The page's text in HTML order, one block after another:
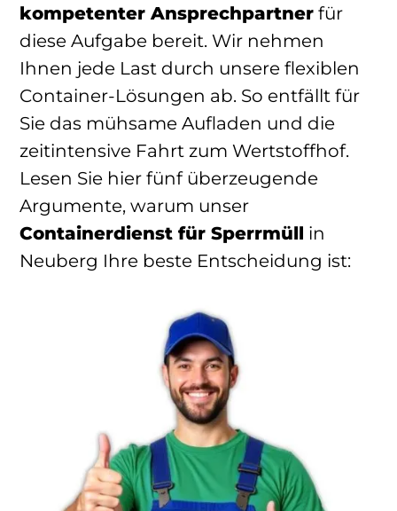
kompetenter Ansprechpartner für
diese Aufgabe bereit. Wir nehmen
Ihnen jede Last durch unsere flexiblen
Container-Lösungen ab. So entfällt für
Sie das mühsame Aufladen und die
zeitintensive Fahrt zum Wertstoffhof.
Lesen Sie hier fünf überzeugende
Argumente, warum unser
Containerdienst für Sperrmüll in
Neuberg Ihre beste Entscheidung ist: